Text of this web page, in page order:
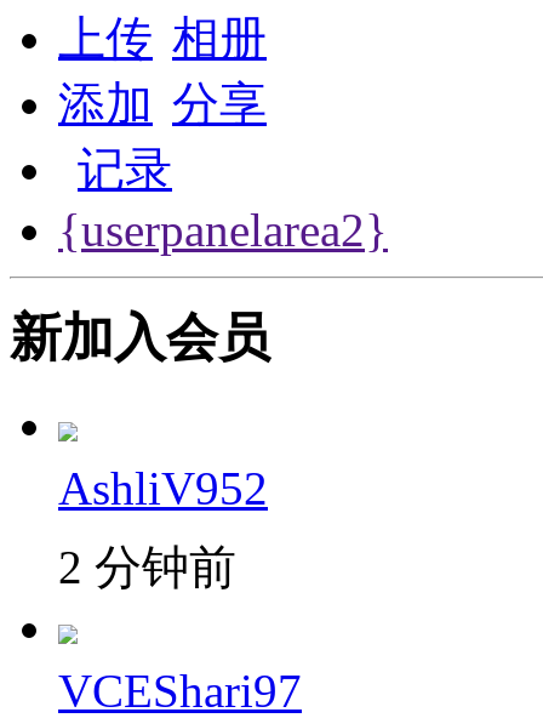
上传 相册
添加 分享
记录
{userpanelarea2}
新加入会员
AshliV952
2 分钟前
VCEShari97